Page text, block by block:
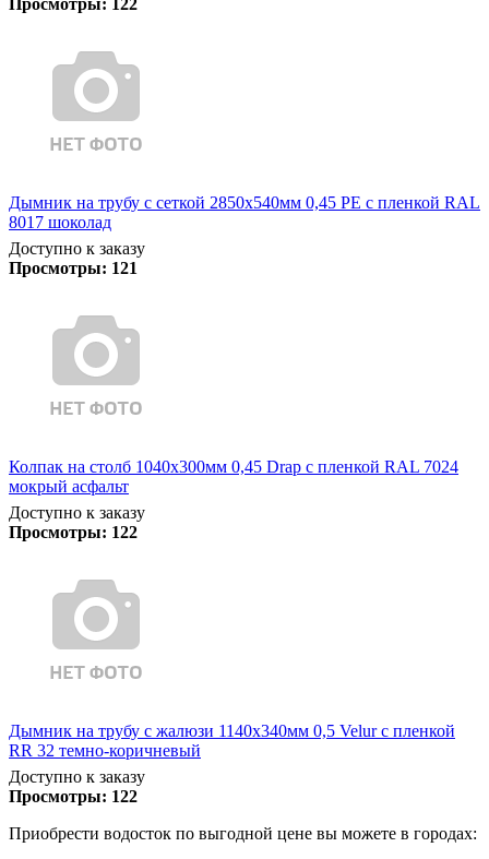
Дымник на трубу с сеткой 2850х540мм 0,45 PE с пленкой RAL
8017 шоколад
Доступно к заказу
Просмотры: 121
Колпак на столб 1040х300мм 0,45 Drap с пленкой RAL 7024
мокрый асфальт
Доступно к заказу
Просмотры: 122
Дымник на трубу с жалюзи 1140х340мм 0,5 Velur с пленкой
RR 32 темно-коричневый
Доступно к заказу
Просмотры: 122
Приобрести водосток по выгодной цене вы можете в городах: